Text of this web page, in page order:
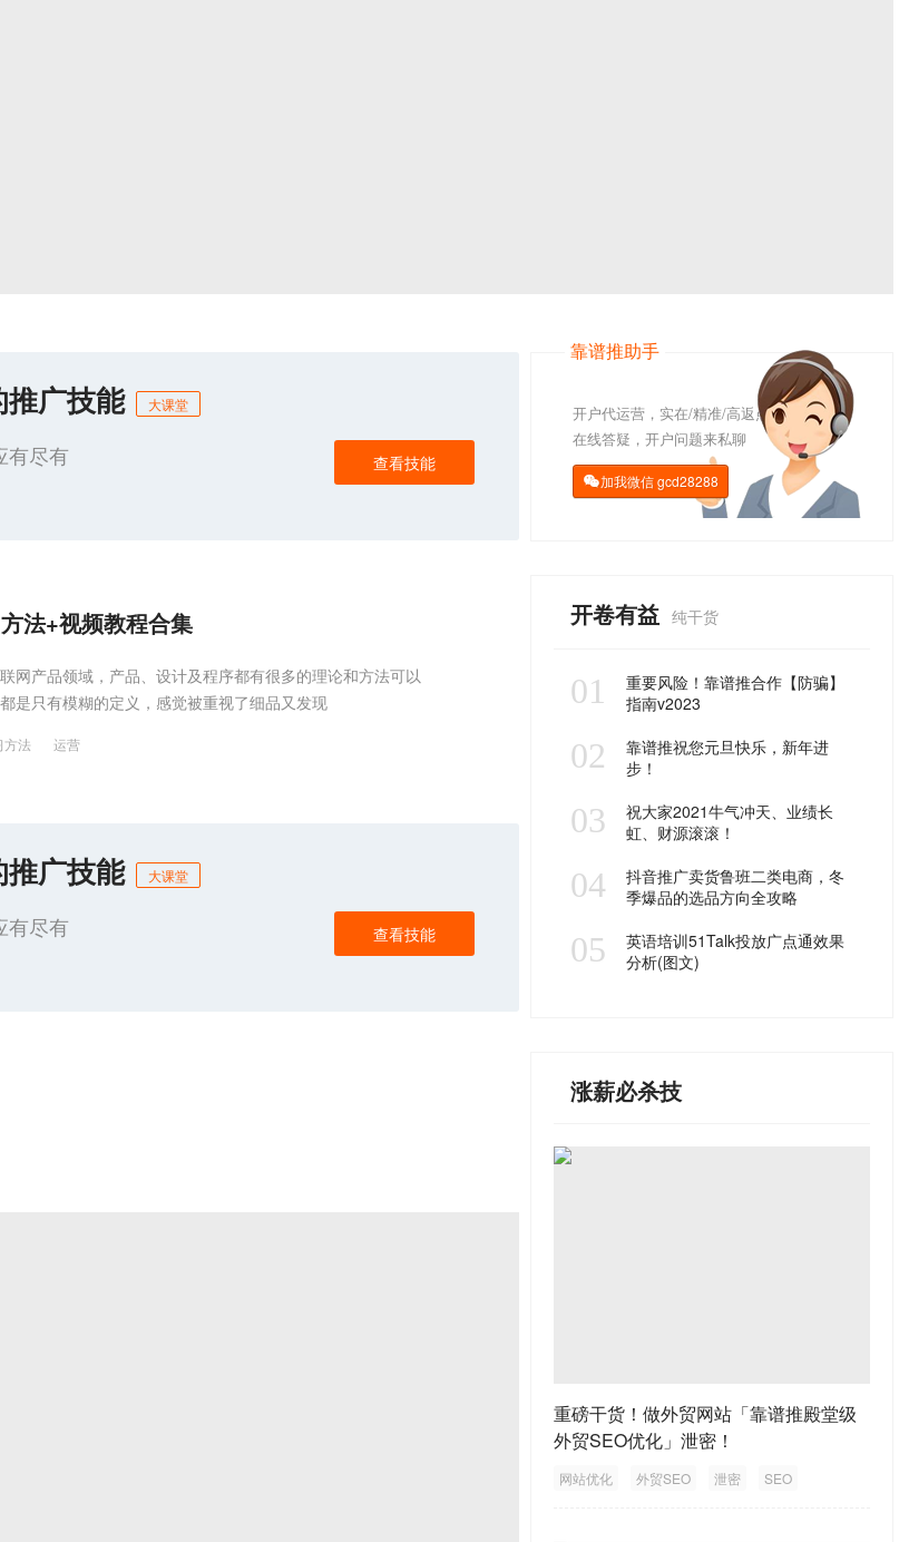
广技能 大课堂
有尽有 查看技能
法+视频教程合集
网产品领域，产品、设计及程序都有很多的理论和方法可以
是只有模糊的定义，感觉被重视了细品又发现
方法 运营
广技能 大课堂
有尽有 查看技能
靠谱推助手
开户代运营，实在/精准/高返点
在线答疑，开户问题来私聊
加我微信gcd28288
开卷有益 纯干货
01
重要风险！靠谱推合作【防骗】
指南v2023
02
靠谱推祝您元旦快乐，新年进
步！
03
祝大家2021牛气冲天、业绩长
虹、财源滚滚！
04
抖音推广卖货鲁班二类电商，冬
季爆品的选品方向全攻略
05
英语培训51Talk投放广点通效果
分析(图文)
涨薪必杀技
重磅干货！做外贸网站「靠谱推殿堂级
外贸SEO优化」泄密！
网站优化 外贸SEO 泄密
SEO